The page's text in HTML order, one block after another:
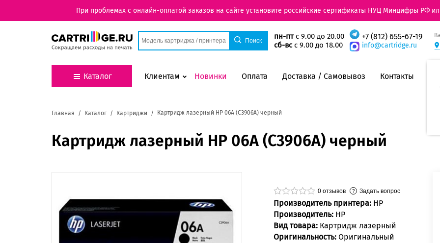
При проблемах с онлайн-оплатой заказов на сайте установите российские сертификаты НУЦ Минцифры РФ
пн-птс 9.00 до 20.00
сб-всс 9.00 до 18.00
+7 (812) 655-67-19
info@cartridge.ru
Каталог Клиентам Новинки Оплата Доставка / Самовывоз Контакты
Главная Каталог Картриджи Картридж лазерный HP 06A (C3906A) черный
Картридж лазерный HP 06A (C3906A) черный
0 отзывов Задать вопрос
Производитель принтера: HP
Производитель: HP
Вид товара: Картридж лазерный
Оригинальность: Оригинальный